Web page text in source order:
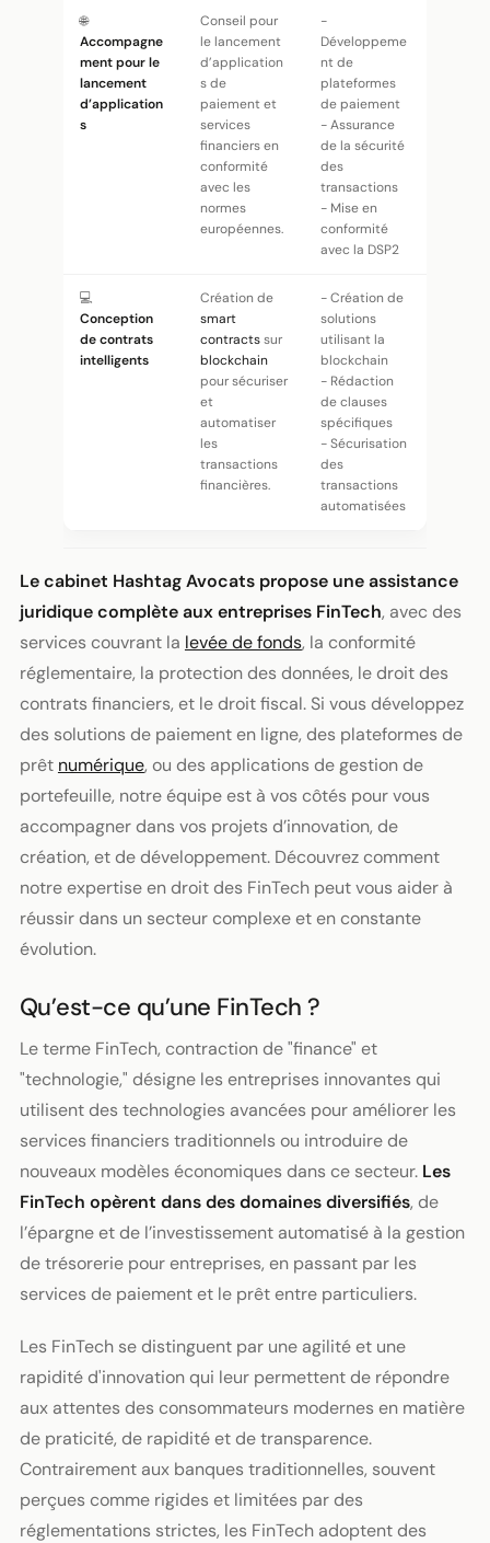
🌐
Accompagne
ment pour le
lancement
d’application
s
Conseil pour
le lancement
d’application
s de
paiement et
services
financiers en
conformité
avec les
normes
européennes.
-
Développeme
nt de
plateformes
de paiement
- Assurance
de la sécurité
des
transactions
- Mise en
conformité
avec la DSP2
💻
Conception
de contrats
intelligents
Création de
smart
contractssur
blockchain
pour sécuriser
et
automatiser
les
transactions
financières.
- Création de
solutions
utilisant la
blockchain
- Rédaction
de clauses
spécifiques
- Sécurisation
des
transactions
automatisées
Le cabinet Hashtag Avocats propose une assistance
juridique complète aux entreprises FinTech, avec des
services couvrant la levée de fonds, la conformité
réglementaire, la protection des données, le droit des
contrats financiers, et le droit fiscal. Si vous développez
des solutions de paiement en ligne, des plateformes de
prêt numérique, ou des applications de gestion de
portefeuille, notre équipe est à vos côtés pour vous
accompagner dans vos projets d’innovation, de
création, et de développement. Découvrez comment
notre expertise en droit des FinTech peut vous aider à
réussir dans un secteur complexe et en constante
évolution.
Qu’est-ce qu’une FinTech ?
Le terme FinTech, contraction de "finance" et
"technologie," désigne les entreprises innovantes qui
utilisent des technologies avancées pour améliorer les
services financiers traditionnels ou introduire de
nouveaux modèles économiques dans ce secteur. Les
FinTech opèrent dans des domaines diversifiés, de
l’épargne et de l’investissement automatisé à la gestion
de trésorerie pour entreprises, en passant par les
services de paiement et le prêt entre particuliers.
Les FinTech se distinguent par une agilité et une
rapidité d'innovation qui leur permettent de répondre
aux attentes des consommateurs modernes en matière
de praticité, de rapidité et de transparence.
Contrairement aux banques traditionnelles, souvent
perçues comme rigides et limitées par des
réglementations strictes, les FinTech adoptent des